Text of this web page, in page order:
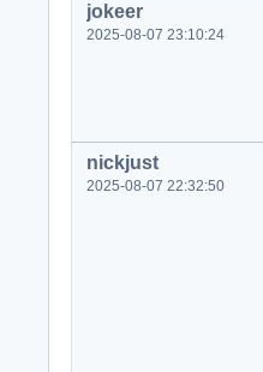
jokeer
2025-08-07 23:10:24
nickjust
2025-08-07 22:32:50